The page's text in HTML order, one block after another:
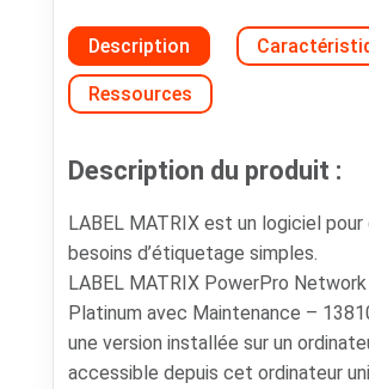
Description
Ressources
Description du produit :
LABEL MATRIX est un logiciel pour
besoins d’étiquetage simples.
LABEL MATRIX PowerPro
Platinum avec Maintenance –
une version installée sur un
accessible depuis cet ordinateur